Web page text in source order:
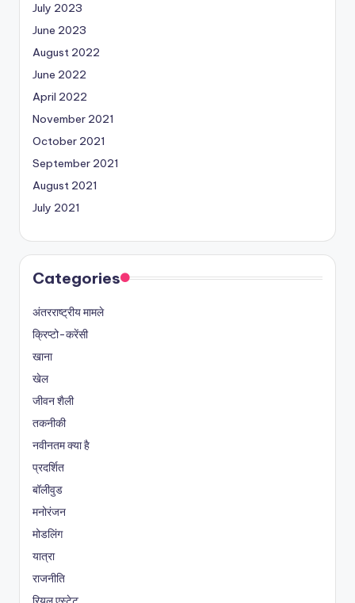
July 2023
June 2023
August 2022
June 2022
April 2022
November 2021
October 2021
September 2021
August 2021
July 2021
Categories
अंतरराष्ट्रीय मामले
क्रिप्टो-करेंसी
खाना
खेल
जीवन शैली
तकनीकी
नवीनतम क्या है
प्रदर्शित
बॉलीवुड
मनोरंजन
मोडलिंग
यात्रा
राजनीति